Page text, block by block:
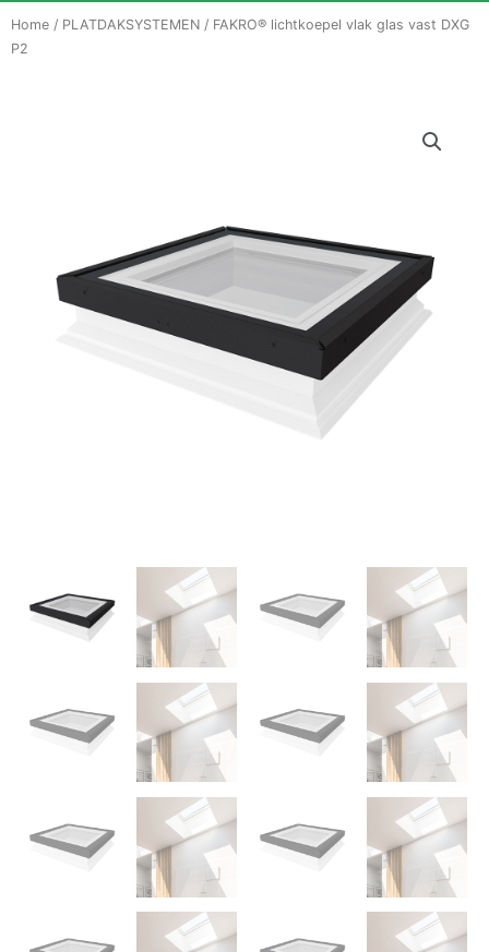
Home / PLATDAKSYSTEMEN / FAKRO® lichtkoepel vlak glas vast DXG
P2